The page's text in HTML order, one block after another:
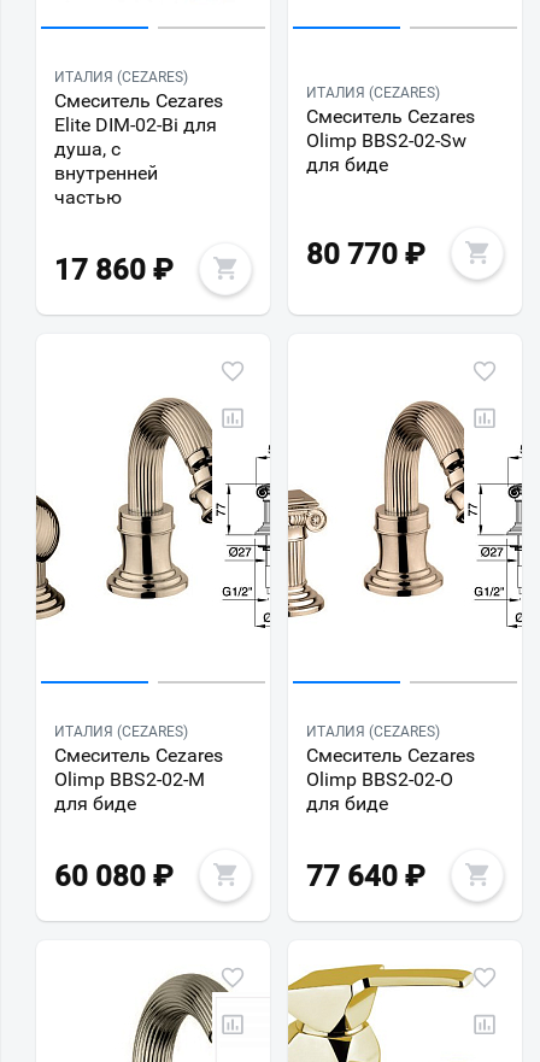
ИТАЛИЯ (CEZARES)
Смеситель Cezares
Elite DIM-02-Bi для
душа, с
внутренней
частью
17 860 ₽
ИТАЛИЯ (CEZARES)
Смеситель Cezares
Olimp BBS2-02-Sw
для биде
80 770 ₽
ИТАЛИЯ (CEZARES)
Смеситель Cezares
Olimp BBS2-02-M
для биде
60 080 ₽
ИТАЛИЯ (CEZARES)
Смеситель Cezares
Olimp BBS2-02-O
для биде
77 640 ₽